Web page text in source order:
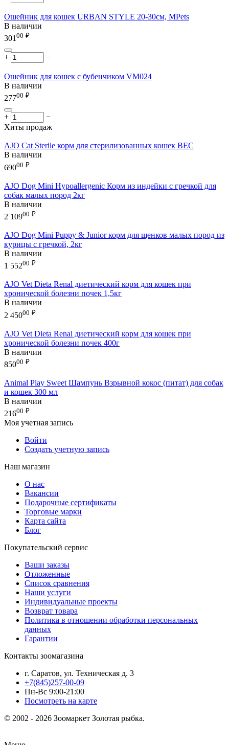
Ошейник для кошек URBAN STYLE 20-30см, MPets
В наличии
301 00 ₽
+ −
Ошейник для кошек с бубенчиком VM024
В наличии
27700 ₽
+
−
Хиты продаж
AJO Cat Sterile корм для стерилизованных кошек ВЕС
В наличии
69000 ₽
AJO Dog Mini Hypoallergenic Корм из индейки с гречкой для
собак малых пород 2кг
В наличии
2 10900 ₽
AJO Dog Mini Puppy & Junior корм для щенков малых пород из
курицы с гречкой, 2кг
В наличии
1 55200 ₽
AJO Vet Dieta Renal диетический корм для кошек при
хронической болезни почек 1,5кг
В наличии
2 45000 ₽
AJO Vet Dieta Renal диетический корм для кошек при
хронической болезни почек 400г
В наличии
85000 ₽
Animal Play Sweet Шампунь Взрывной кокос (питат) для собак
и кошек 300 мл
В наличии
21600 ₽
Моя учетная запись
Войти
Создать учетную запись
Наш магазин
О нас
Вакансии
Подарочные сертификаты
Торговые марки
Карта сайта
Блог
Покупательский сервис
Ваши заказы
Отложенные
Список сравнения
Наши услуги
Индивидуальные проекты
Возврат товара
Политика в отношении обработки персональных
данных
Гарантии
Контакты зоомагазина
г. Саратов, ул. Техническая д. 3
+7(845)257-00-09
Пн-Вс 9:00-21:00
Посмотреть на карте
© 2002 - 2026 Зоомаркет Золотая рыбка.